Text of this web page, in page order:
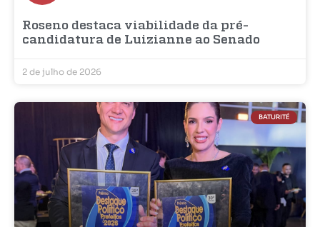
Roseno destaca viabilidade da pré-
candidatura de Luizianne ao Senado
2 de julho de 2026
BATURITÉ